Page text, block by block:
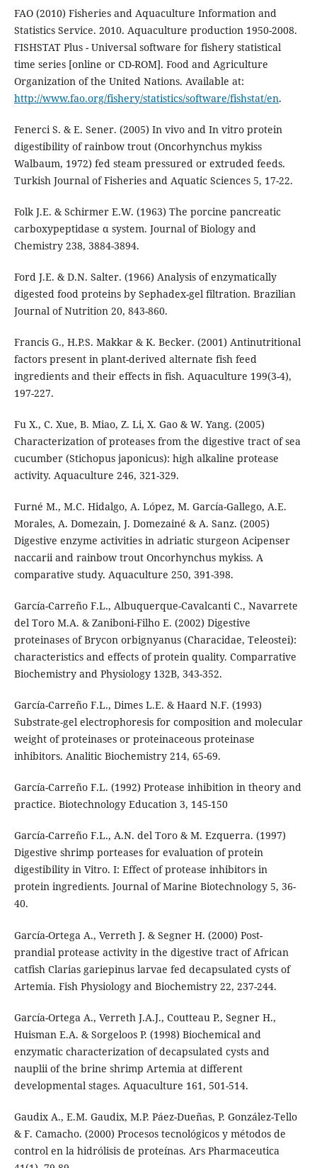
FAO (2010) Fisheries and Aquaculture Information and
Statistics Service. 2010. Aquaculture production 1950-2008.
FISHSTAT Plus - Universal software for fishery statistical
time series [online or CD-ROM]. Food and Agriculture
Organization of the United Nations. Available at:
http://www.fao.org/fishery/statistics/software/fishstat/en.
Fenerci S. & E. Sener. (2005) In vivo and In vitro protein
digestibility of rainbow trout (Oncorhynchus mykiss
Walbaum, 1972) fed steam pressured or extruded feeds.
Turkish Journal of Fisheries and Aquatic Sciences 5, 17-22.
Folk J.E. & Schirmer E.W. (1963) The porcine pancreatic
carboxypeptidase α system. Journal of Biology and
Chemistry 238, 3884-3894.
Ford J.E. & D.N. Salter. (1966) Analysis of enzymatically
digested food proteins by Sephadex-gel filtration. Brazilian
Journal of Nutrition 20, 843-860.
Francis G., H.P.S. Makkar & K. Becker. (2001) Antinutritional
factors present in plant-derived alternate fish feed
ingredients and their effects in fish. Aquaculture 199(3-4),
197-227.
Fu X., C. Xue, B. Miao, Z. Li, X. Gao & W. Yang. (2005)
Characterization of proteases from the digestive tract of sea
cucumber (Stichopus japonicus): high alkaline protease
activity. Aquaculture 246, 321-329.
Furné M., M.C. Hidalgo, A. López, M. García-Gallego, A.E.
Morales, A. Domezain, J. Domezainé & A. Sanz. (2005)
Digestive enzyme activities in adriatic sturgeon Acipenser
naccarii and rainbow trout Oncorhynchus mykiss. A
comparative study. Aquaculture 250, 391-398.
García-Carreño F.L., Albuquerque-Cavalcanti C., Navarrete
del Toro M.A. & Zaniboni-Filho E. (2002) Digestive
proteinases of Brycon orbignyanus (Characidae, Teleostei):
characteristics and effects of protein quality. Comparrative
Biochemistry and Physiology 132B, 343-352.
García-Carreño F.L., Dimes L.E. & Haard N.F. (1993)
Substrate-gel electrophoresis for composition and molecular
weight of proteinases or proteinaceous proteinase
inhibitors. Analitic Biochemistry 214, 65-69.
García-Carreño F.L. (1992) Protease inhibition in theory and
practice. Biotechnology Education 3, 145-150
García-Carreño F.L., A.N. del Toro & M. Ezquerra. (1997)
Digestive shrimp porteases for evaluation of protein
digestibility in Vitro. I: Effect of protease inhibitors in
protein ingredients. Journal of Marine Biotechnology 5, 36-
40.
García-Ortega A., Verreth J. & Segner H. (2000) Post-
prandial protease activity in the digestive tract of African
catfish Clarias gariepinus larvae fed decapsulated cysts of
Artemia. Fish Physiology and Biochemistry 22, 237-244.
García-Ortega A., Verreth J.A.J., Coutteau P., Segner H.,
Huisman E.A. & Sorgeloos P. (1998) Biochemical and
enzymatic characterization of decapsulated cysts and
nauplii of the brine shrimp Artemia at different
developmental stages. Aquaculture 161, 501-514.
Gaudix A., E.M. Gaudix, M.P. Páez-Dueñas, P. González-Tello
& F. Camacho. (2000) Procesos tecnológicos y métodos de
control en la hidrólisis de proteínas. Ars Pharmaceutica